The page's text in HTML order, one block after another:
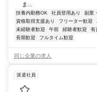
ま...
扶養内勤務OK 社員登用あり 副業
資格取得支援あり
フリーター歓迎
未経験者歓迎
午前 経験者歓迎 有
長期歓迎
フルタイム歓迎
同じ企業の求人
派遣社員